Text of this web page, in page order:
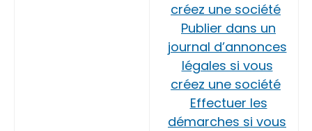
créez une société
Publier dans un
journal d’annonces
légales si vous
créez une société
Effectuer les
démarches si vous